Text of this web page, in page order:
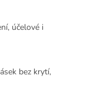
účelové i
bez krytí,